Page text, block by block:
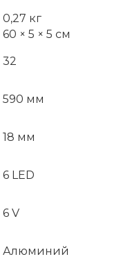
0,27 кг
60 × 5 × 5 см
32
590 мм
18 мм
6 LED
6 V
Алюминий